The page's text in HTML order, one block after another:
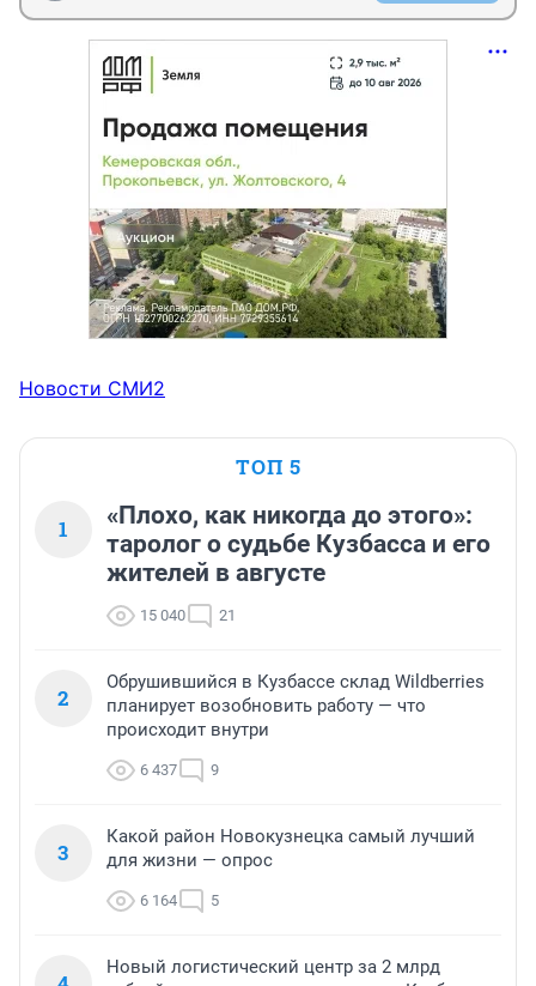
Новости СМИ2
ТОП 5
1
«Плохо, как никогда до этого»:
таролог о судьбе Кузбасса и его
жителей в августе
15 040 21
2
Обрушившийся в Кузбассе склад Wildberries
планирует возобновить работу — что
происходит внутри
6 437 9
3
Какой район Новокузнецка самый лучший
для жизни — опрос
6 164 5
Новый логистический центр за 2 млрд